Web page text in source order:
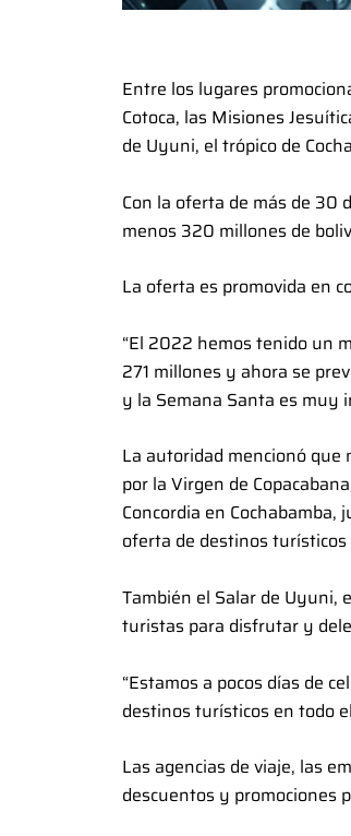
Entre los lugares
Cotoca, las Misiones
de Uyuni, el trópico de
Con la oferta de más de 30
menos 320 millones de
La oferta es promovida en
“El 2022 hemos tenido un
271 millones y ahora se
y la Semana Santa es muy
La autoridad mencionó que
por la Virgen de
Concordia en
oferta de destinos turísticos
También el Salar de Uyuni,
turistas para disfrutar y
“Estamos a pocos días de
destinos turísticos en todo
Las agencias de viaje, las
descuentos y promociones